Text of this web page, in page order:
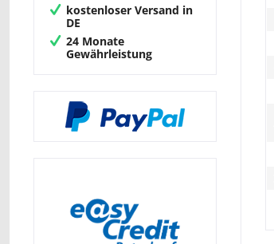
kostenloser Versand in
DE
24 Monate
Gewährleistung